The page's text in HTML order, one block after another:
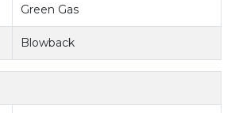
Green Gas
Blowback